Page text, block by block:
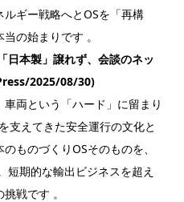
ギー戦略へとOSを「再構
の始まりです 。
日本製」譲れず、会談のネッ
2025/08/30)
両という「ハード」に留まり
支えてきた安全運行の文化と
ものづくりOSそのものを、
短期的な輸出ビジネスを超え
戦です 。